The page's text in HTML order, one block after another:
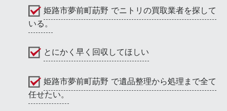
姫路市夢前町莇野 でニトリの買取業者を探して
いる。
とにかく早く回収してほしい
姫路市夢前町莇野 で遺品整理から処理まで全て
任せたい。